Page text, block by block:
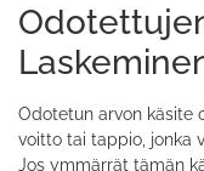
Odotetun arvon käsite
voitto tai tappio, jonka
Jos ymmärrät tämän